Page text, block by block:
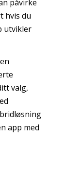
påvirke
hvis du
utvikler
valg,
app med